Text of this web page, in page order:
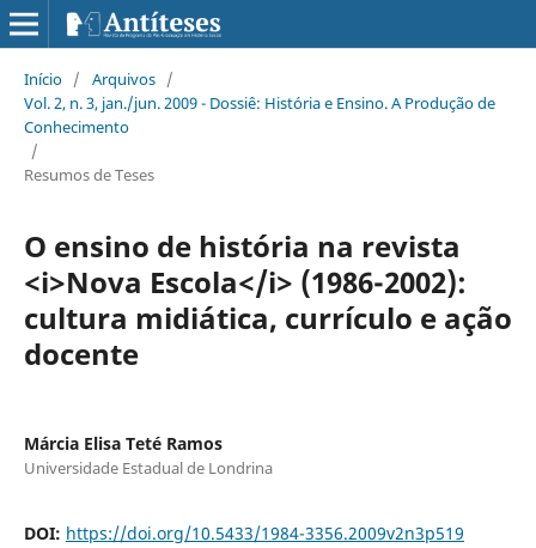
Início / Arquivos /
Vol. 2, n. 3, jan./jun. 2009 - Dossiê: História e Ensino. A Produção de
Conhecimento
/
Resumos de Teses
O ensino de história na revista
<i>Nova Escola</i> (1986-2002):
cultura midiática, currículo e ação
docente
Márcia Elisa Teté Ramos
Universidade Estadual de Londrina
DOI: https://doi.org/10.5433/1984-3356.2009v2n3p519